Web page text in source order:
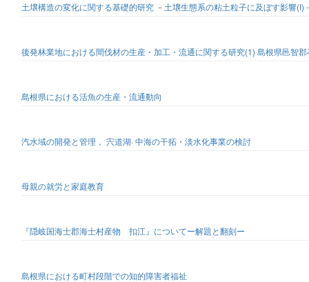
土壌構造の変化に関する基礎的研究 －土壌生態系の粘土粒子に及ぼす影響(I)
後発林業地における間伐材の生産・加工・流通に関する研究(1) 島根県邑智
島根県における活魚の生産・流通動向
汽水域の開発と管理， 宍道湖· 中海の干拓・淡水化事業の検討
母親の就労と家庭教育
『隠岐国海士郡海士村産物 扣江』についてー解題と翻刻ー
島根県における町村段階での知的障害者福祉